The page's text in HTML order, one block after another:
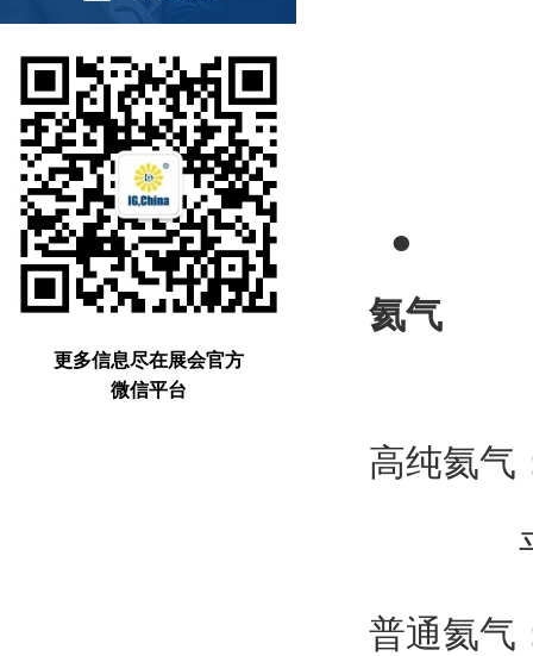
更多信息尽在展会官方
微信平台
●
氦气
高纯氦气
平
普通氦气